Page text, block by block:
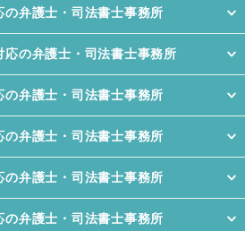
の弁護士・司法書士事務所
応の弁護士・司法書士事務所
の弁護士・司法書士事務所
の弁護士・司法書士事務所
の弁護士・司法書士事務所
の弁護士・司法書士事務所